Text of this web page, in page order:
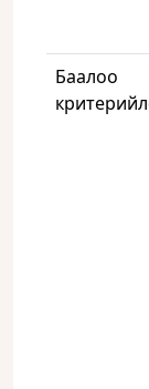
Баалоо